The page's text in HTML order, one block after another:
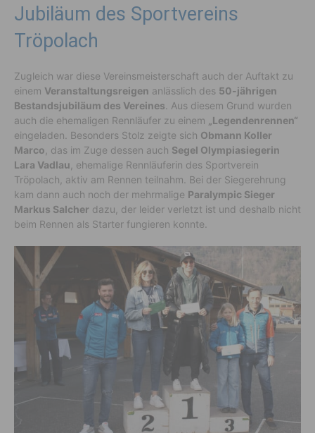
Jubiläum des Sportvereins
Tröpolach
Zugleich war diese Vereinsmeisterschaft auch der Auftakt zu
einem Veranstaltungsreigen anlässlich des 50-jährigen
Bestandsjubiläum des Vereines . Aus diesem Grund wurden
auch die ehemaligen Rennläufer zu einem
„Legendenrennen“
eingeladen. Besonders Stolz zeigte sich Obmann Koller
Marco , das im Zuge dessen auch Segel Olympiasiegerin
Lara Vadlau , ehemalige Rennläuferin des Sportverein
Tröpolach, aktiv am Rennen teilnahm. Bei der Siegerehrung
kam dann auch noch der mehrmalige Paralympic Sieger
Markus Salcher dazu, der leider verletzt ist und deshalb nicht
beim Rennen als Starter fungieren konnte.